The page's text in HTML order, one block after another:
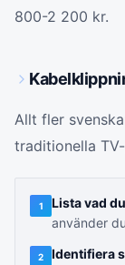
800-2 200 kr.
Allt fler
traditionella
1 Lista vad
använder
2 Identifiera